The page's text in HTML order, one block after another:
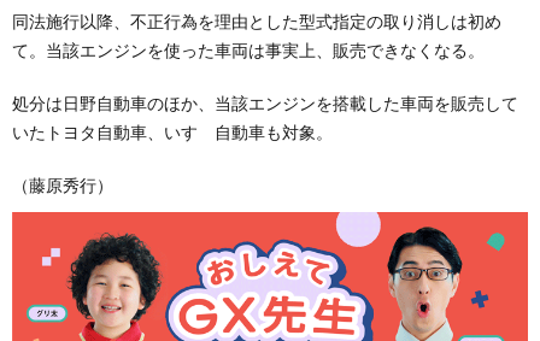
同法施行以降、不正行為を理由とした型式指定の取り消しは初め
て。当該エンジンを使った車両は事実上、販売できなくなる。
処分は日野自動車のほか、当該エンジンを搭載した車両を販売して
いたトヨタ自動車、いすゞ自動車も対象。
（藤原秀行）